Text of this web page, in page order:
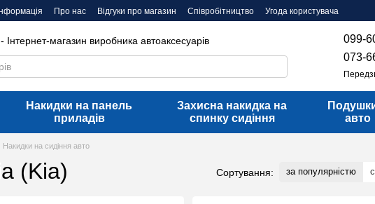
Про нас Відгуки про магазин Співробітництво
Угода користувача
магазин виробника автоаксесуарів
099-
073-
Накидки на панель
приладів
Захисна накидка на
спинку сидіння
авто
Накидки на сидіння авто
(Kia) Сортування: за популярністю